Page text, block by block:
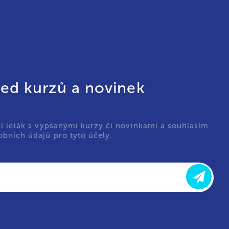
kurzů a novinek
leták s vypsanými kurzy či novinkami a souhlasím
údajů pro tyto účely.